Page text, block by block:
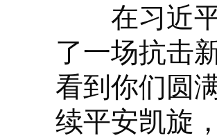
在习近平
了一场抗击
看到你们圆
续平安凯旋